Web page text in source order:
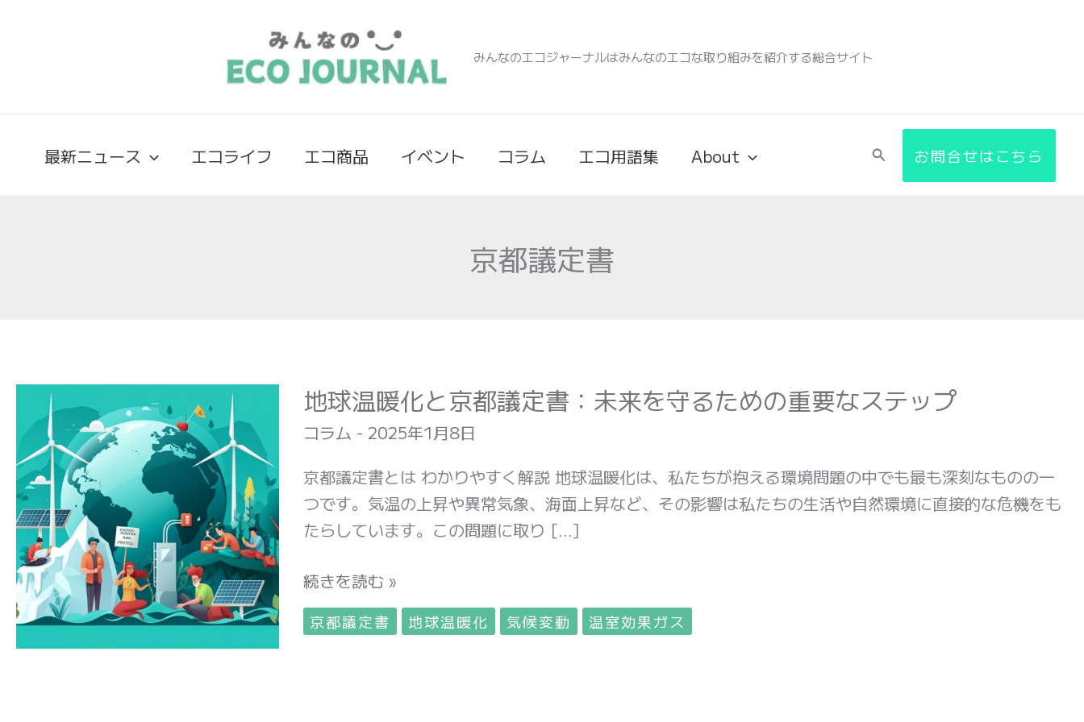
みんなのエコジャーナルはみんなのエコな取り組みを紹介する総合サイト
最新ニュース エコライフ エコ商品 イベント コラム エコ用語集 About
検
お問合せはこちら
京都議定書
地球温暖化と京都議定書：未来を守るための重要なステップ
コラム - 2025年1月8日
京都議定書とは わかりやすく解説 地球温暖化は、私たちが抱える環境問題の中でも最も深刻なものの一
つです。気温の上昇や異常気象、海面上昇など、その影響は私たちの生活や自然環境に直接的な危機をも
たらしています。この問題に取り […]
地
球
暖
化
と
都
議
定
続きを読む »
京都議定書 地球温暖化 気候変動 温室効果ガス